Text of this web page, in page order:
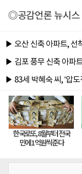
◎공감언론 뉴시스